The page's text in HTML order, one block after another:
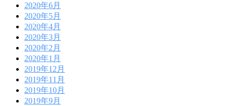
2020年6月
2020年5月
2020年4月
2020年3月
2020年2月
2020年1月
2019年12月
2019年11月
2019年10月
2019年9月